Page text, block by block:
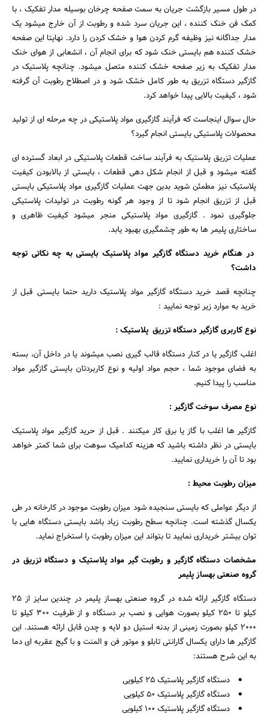
در طول مسیر بازگشت جریان به سمت صفحه چرخان بوسیله مدار تفکیک ، با
کمک فن خنک کننده ، این جریان سرد شده و رطوبت از آن خارج میشود یک
مدار جداگانه نیز وظیفه گرم کردن هوا و خشک کردن را دارد. نهایتا این صفحه
خشک کننده هم بایستی خنک شود که برای انجام آن ، انشعابی از هوای خنک
مدار تفکیک به زیر صفحه خشک کننده متصل میشود. چنانچه پلاستیک در
گازگیر دستگاه تزریق به طور کامل خشک شود و در اصطلاح رطوبت آن گرفته
شود ، کیفیت بالایی پیدا خواهد کرد.
حال سوال اینجاست که فرآیند گازگیری مواد پلاستیکی در چه مرحله ای از تولید
محصولات پلاستیکی بایستی انجام گیرد؟
عملیات تزریق پلاستیک به فرآیند ساخت قطعات پلاستیکی در ابعاد گسترده ای
گفته میشود و قبل از انجام شکل دهی قطعات ، بایستی از بالابودن کیفیت
پلاستیک نیز مطمئن شوید بدین جهت عملیات گازگیری مواد پلاستیکی بایستی
قبل از تزریق انجام شود تا از وجود هر گونه رطوبت در تولیدات پلاستیکی
جلوگیری نمود . گازگیری مواد پلاستیکی منجر میشود کیفیت ظاهری و
ساختاری پلیمر ها به طور چشمگیری بهبود یابد.
در هنگام خرید دستگاه گازگیر مواد پلاستیک بایستی به چه نکاتی توجه
داشت؟
چنانچه قصد خرید دستگاه گازگیر مواد پلاستیک دارید حتما بایستی قبل از
خرید به موارد زیر توجه نمایید :
نوع کاربری گازگیر دستگاه تزریق پلاستیک :
اغلب گازگیر یا در کنار دستگاه قالب گیری نصب میشوند یا در داخل آن، بسته
به فضای موجود شما ، حجم مواد اولیه و نوع کاربردتان بایستی گازگیر مواد
مناسب را پیدا کنیم.
نوع مصرف سوخت گازگیر :
گازگیر ها اغلب با گاز یا برق کار میکنند . قبل از حرید گازگیر مواد پلاستیک
بایستی در نظر داشته باشید که هزینه کدامیک سوهت برای شما کمتر خواهد
بود تا آن را خریداری نمایید.
میزان رطوبت محیط :
از دیگر عواملی که بایستی سنجیده شود میزان رطوبت موجود در کارخانه در طی
یکسال گذشته است. چنانچه سطح رطوبت زیاد باشد بایستی دستگاه هایی با
توان بیشتر خریداری نمایید تا بتواند این میزان رطوبت را استخراج نماید.
مشخصات دستگاه گازگیر و رطوبت گیر مواد پلاستیک و دستگاه تزریق در
گروه صنعتی بهساز پلیمر
دستگاه گازگیر ارائه شده در گروه صنعتی بهساز پلیمر در چندین سایز از 25
کیلو تا 250 کیلو بصورت هوایی و نصب بر دستگاه و از ظرفیت 300 کیلو تا
2000 کیلو بصورت زمینی از بدنه استیل دو لایه و چدن قابل ارائه هستند. این
گازگیر ها دارای یکسال گارانتی تابلو و موتور فن و المنت و با گیج عقربه ای دما
به این شرح هستند:
دستگاه گازگیر پلاستیک ۲۵ کیلویی
دستگاه گازگیر پلاستیک ۵۰ کیلویی
دستگاه گازگیر پلاستیک ۱۰۰ کیلویی